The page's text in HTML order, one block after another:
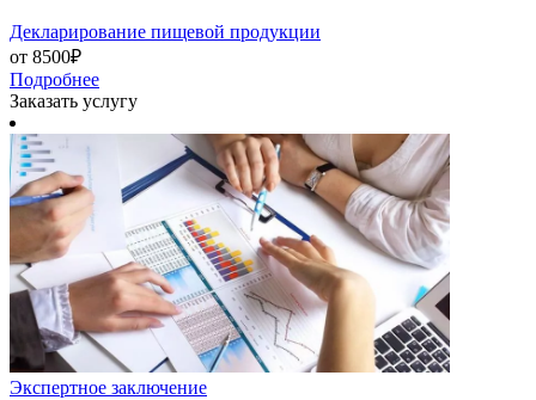
Декларирование пищевой продукции
от 8500₽
Подробнее
Заказать услугу
Экспертное заключение